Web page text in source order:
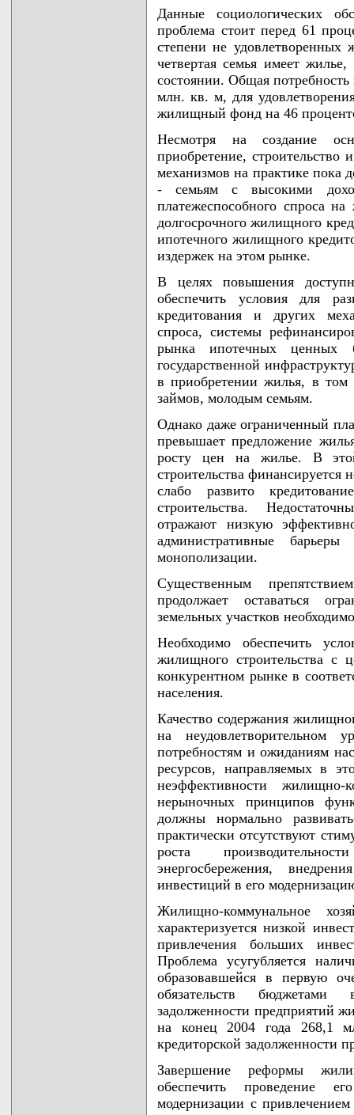
Данные социологических
проблема стоит перед 61
степени не
четвертая семья имеет
состоянии. Общая потребность
млн. кв. м, для
жилищный фонд на 46
Несмотря на создание
приобретение,
механизмов на практике пока
- семьям с высокими
платежеспособного спроса
долгосрочного жилищного
ипотечного жилищного
издержек на этом рынке.
В целях повышения
обеспечить условия для
кредитования и других
спроса, системы
рынка ипотечных ценных
государственной
в приобретении жилья, в
займов, молодым семьям.
Однако даже ограниченный
превышает предложение
росту цен на жилье. В
строительства финансируется
слабо развито
строительства.
отражают низкую
административные
монополизации.
Существенным
продолжает оставаться
земельных участков
Необходимо обеспечить
жилищного строительства с
конкурентном рынке в
населения.
Качество содержания
на неудовлетворительном
потребностям и ожиданиям
ресурсов, направляемых в
неэффективности жилищно-
нерыночных принципов
должны нормально
практически отсутствуют
роста
энергосбережения,
инвестиций в его
Жилищно-коммунальное
характеризуется низкой
привлечения больших
Проблема усугубляется
образовавшейся в первую
обязательств
задолженности предприятий
на конец 2004 года 268,1
кредиторской задолженности
Завершение реформы
обеспечить проведение
модернизации с